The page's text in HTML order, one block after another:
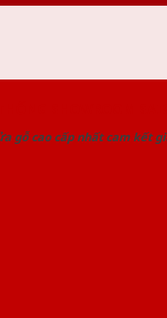
gỗ cao cấp nhất cam kết